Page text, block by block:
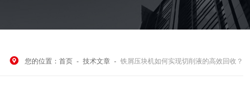
您的位置： 首页 - 技术文章 - 铁屑压块机如何实现切削液的高效回收？